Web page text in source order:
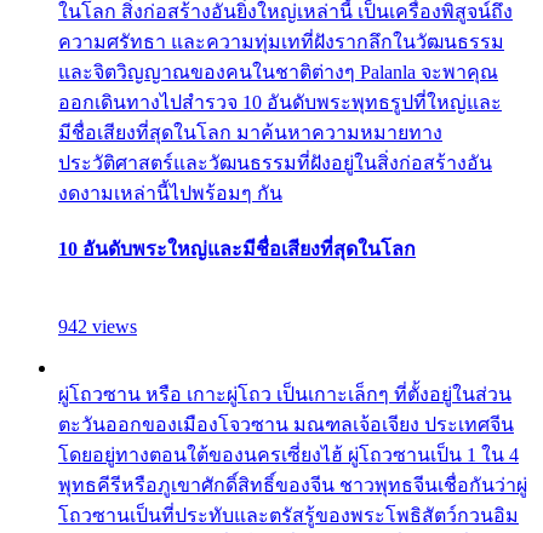
ในโลก สิ่งก่อสร้างอันยิ่งใหญ่เหล่านี้ เป็นเครื่องพิสูจน์ถึง
ความศรัทธา และความทุ่มเทที่ฝังรากลึกในวัฒนธรรม
และจิตวิญญาณของคนในชาติต่างๆ Palanla จะพาคุณ
ออกเดินทางไปสำรวจ 10 อันดับพระพุทธรูปที่ใหญ่และ
มีชื่อเสียงที่สุดในโลก มาค้นหาความหมายทาง
ประวัติศาสตร์และวัฒนธรรมที่ฝังอยู่ในสิ่งก่อสร้างอัน
งดงามเหล่านี้ไปพร้อมๆ กัน
10 อันดับพระใหญ่และมีชื่อเสียงที่สุดในโลก
942 views
ผู่โถวซาน หรือ เกาะผู่โถว เป็นเกาะเล็กๆ ที่ตั้งอยู่ในส่วน
ตะวันออกของเมืองโจวซาน มณฑลเจ้อเจียง ประเทศจีน
โดยอยู่ทางตอนใต้ของนครเซี่ยงไฮ้ ผู่โถวซานเป็น 1 ใน 4
พุทธคีรีหรือภูเขาศักดิ์สิทธิ์ของจีน ชาวพุทธจีนเชื่อกันว่าผู่
โถวซานเป็นที่ประทับและตรัสรู้ของพระโพธิสัตว์กวนอิม